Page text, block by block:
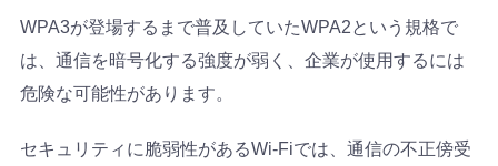
WPA3が登場するまで普及していたWPA2という規格で
は、通信を暗号化する強度が弱く、企業が使用するには
危険な可能性があります。
セキュリティに脆弱性があるWi-Fiでは、通信の不正傍受